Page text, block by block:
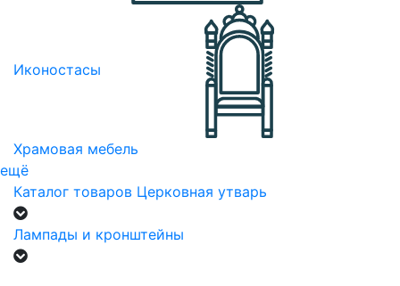
Иконостасы
Храмовая мебель
ещё
Каталог товаров Церковная утварь
Лампады и кронштейны